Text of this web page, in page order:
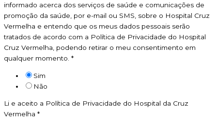
informado acerca dos serviços de saúde e comunicações de
promoção da saúde, por e-mail ou SMS, sobre o Hospital Cruz
Vermelha e entendo que os meus dados pessoais serão
tratados de acordo com a Política de Privacidade do Hospital
Cruz Vermelha, podendo retirar o meu consentimento em
qualquer momento. *
Sim
Não
Li e aceito a Política de Privacidade do Hospital da Cruz
Vermelha *